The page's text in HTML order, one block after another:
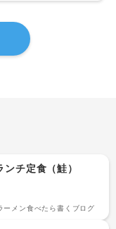
チ定食（鮭）
ーメン食べたら書くブログ